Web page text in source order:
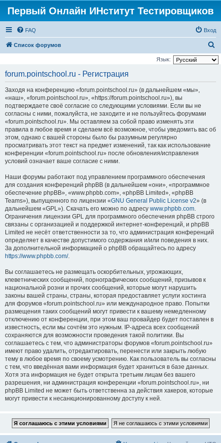
Первый Онлайн ИНститут Тестировщиков
FAQ Вход
Список форумов
о
Язык:
forum.pointschool.ru - Регистрация
Заходя на конференцию «forum.pointschool.ru» (в дальнейшем «мы»,
«наш», «forum.pointschool.ru», «https://forum.pointschool.ru»), вы
подтверждаете своё согласие со следующими условиями. Если вы не
согласны с ними, пожалуйста, не заходите и не пользуйтесь форумами
«forum.pointschool.ru». Мы оставляем за собой право изменять эти
правила в любое время и сделаем всё возможное, чтобы уведомить вас об
этом, однако с вашей стороны было бы разумным регулярно
просматривать этот текст на предмет изменений, так как использование
конференции «forum.pointschool.ru» после обновления/исправления
условий означает ваше согласие с ними.
Наши форумы работают под управлением программного обеспечения
для создания конференций phpBB (в дальнейшем «они», «программное
обеспечение phpBB», «www.phpbb.com», «phpBB Limited», «phpBB
Teams»), выпущенного по лицензии «GNU General Public License v2» (в
дальнейшем «GPL»). Скачать его можно по адресу www.phpbb.com.
Ограничения лицензии GPL для программного обеспечения phpBB строго
связаны с организацией и поддержкой интернет-конференций, и phpBB
Limited не несёт ответственности за то, что администрация конференций
определяет в качестве допустимого содержания и/или поведения в них.
За дополнительной информацией о phpBB обращайтесь по адресу
https://www.phpbb.com/.
Вы соглашаетесь не размещать оскорбительных, угрожающих,
клеветнических сообщений, порнографических сообщений, призывов к
национальной розни и прочих сообщений, которые могут нарушить
законы вашей страны, страны, которая предоставляет услуги хостинга
для форумов «forum.pointschool.ru» или международное право. Попытки
размещения таких сообщений могут привести к вашему немедленному
отключению от конференции, при этом ваш провайдер будет поставлен в
известность, если мы сочтём это нужным. IP-адреса всех сообщений
сохраняются для возможности проведения такой политики. Вы
соглашаетесь с тем, что администраторы форумов «forum.pointschool.ru»
имеют право удалить, отредактировать, перенести или закрыть любую
тему в любое время по своему усмотрению. Как пользователь вы согласны
с тем, что введённая вами информация будет храниться в базе данных.
Хотя эта информация не будет открыта третьим лицам без вашего
разрешения, ни администрация конференции «forum.pointschool.ru», ни
phpBB Limited не может быть ответственна за действия хакеров, которые
могут привести к несанкционированному доступу к ней.